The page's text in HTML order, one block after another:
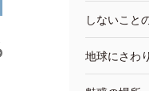
しないこと
地球にさわ